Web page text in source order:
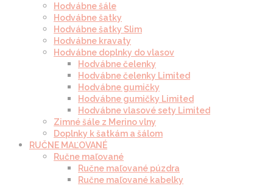
Hodvábne šále
Hodvábne šatky
Hodvábne šatky Slim
Hodvábne kravaty
Hodvábne doplnky do vlasov
Hodvábne čelenky
Hodvábne čelenky Limited
Hodvábne gumičky
Hodvábne gumičky Limited
Hodvábne vlasové sety Limited
Zimné šále z Merino vlny
Doplnky k šatkám a šálom
RUČNE MAĽOVANÉ
Ručne maľované
Ručne maľované púzdra
Ručne maľované kabelky